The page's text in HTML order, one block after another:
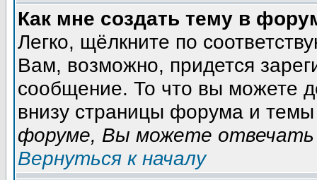
Как мне создать тему в
Легко, щёлкните по
Вам, возможно, придется
сообщение. То что вы можете
внизу страницы форума и
форуме, Вы можете отвечать
Вернуться к началу